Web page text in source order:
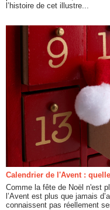
l’histoire de cet illustre...
Calendrier de l'Avent :
Comme la fête de Noël n'est
l’Avent est plus que jamais
connaissent pas réellement